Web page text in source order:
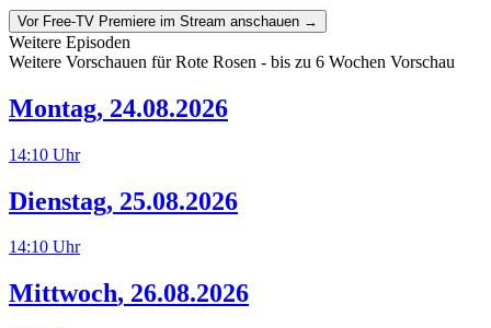
Vor Free-TV Premiere im Stream anschauen →
Weitere Episoden
Weitere Vorschauen fürRote Rosen - bis zu 6 Wochen Vorschau
Montag, 24.08.2026
14:10 Uhr
Dienstag, 25.08.2026
14:10 Uhr
Mittwoch, 26.08.2026